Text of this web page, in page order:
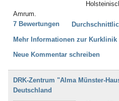
Amrum.
7 Bewertungen
Mehr Informationen zur Kurklinik
Neue Kommentar schreiben
DRK-Zentrum "Alma Münster-
Deutschland